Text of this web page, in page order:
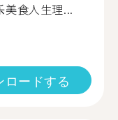
美食人生理...
ロードする